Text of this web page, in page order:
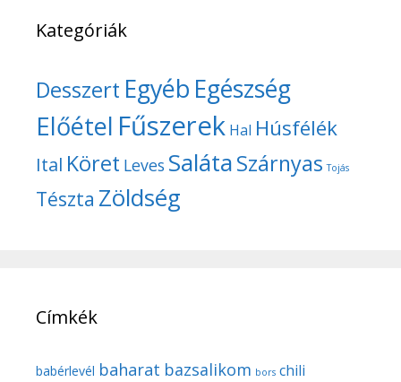
Kategóriák
Desszert Egyéb Egészség
Előétel Fűszerek Hal Húsfélék
Ital Köret Leves SalátaSzárnyas Tojás
Tészta Zöldség
Címkék
babérlevél baharat bazsalikom bors chili